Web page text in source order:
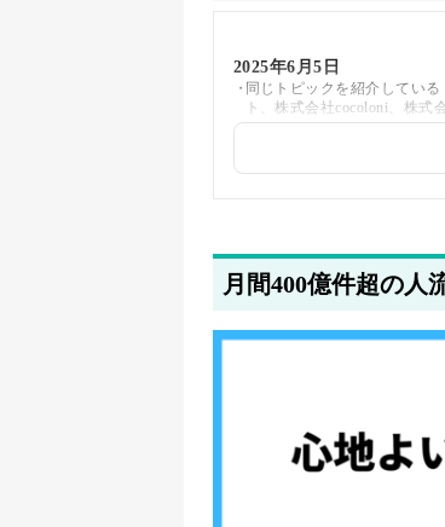
2025年6月5日
同じトピックを紹介してい
ト、株式会社cocoloni、株式
2025年5月21日
月間400億件超の人